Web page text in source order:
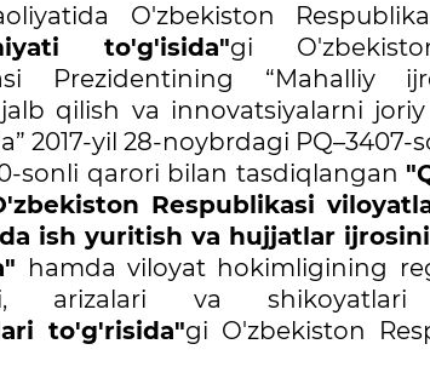
O'zbekiston
to'g'isida"gi
Prezidentining “Mahalliy
qilish va innovatsiyalarni
2017-yil 28-noybrdagi PQ–3407-
sonli qarori bilan tasdiqlangan
Respublikasi
ish yuritish va hujjatlar
hamda viloyat hokimligining
arizalari va
to'g'risida"gi O'zbekiston